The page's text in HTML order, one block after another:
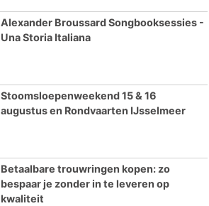
Alexander Broussard Songbooksessies -
Una Storia Italiana
Stoomsloepenweekend 15 & 16
augustus en Rondvaarten IJsselmeer
Betaalbare trouwringen kopen: zo
bespaar je zonder in te leveren op
kwaliteit